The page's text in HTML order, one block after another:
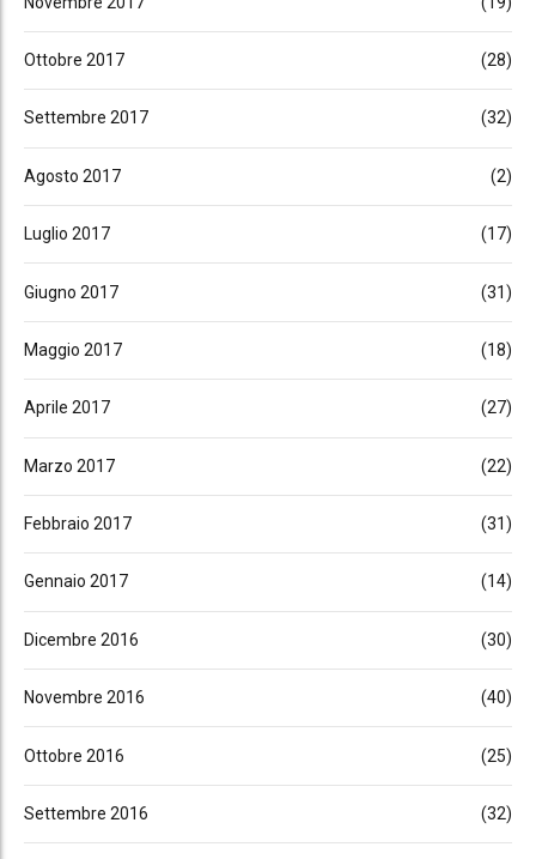
Ottobre 2017 (28)
Settembre 2017 (32)
Agosto 2017 (2)
Luglio 2017 (17)
Giugno 2017 (31)
Maggio 2017 (18)
Aprile 2017 (27)
Marzo 2017 (22)
Febbraio 2017 (31)
Gennaio 2017 (14)
Dicembre 2016 (30)
Novembre 2016 (40)
Ottobre 2016 (25)
Settembre 2016 (32)